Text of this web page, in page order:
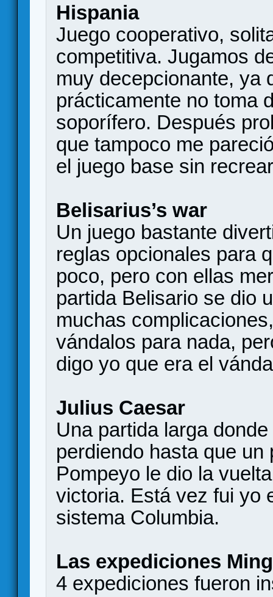
Hispania
Juego cooperativo,
competitiva. Jugamos
muy decepcionante, ya
prácticamente no toma
soporífero. Después
que tampoco me
el juego base sin
Belisarius’s war
Un juego bastante
reglas opcionales para
poco, pero con ellas
partida Belisario se dio
muchas
vándalos para nada,
digo yo que era el
Julius Caesar
Una partida larga
perdiendo hasta que
Pompeyo le dio la
victoria. Está vez fui yo
sistema Columbia.
Las expediciones Ming
4 expediciones fueron